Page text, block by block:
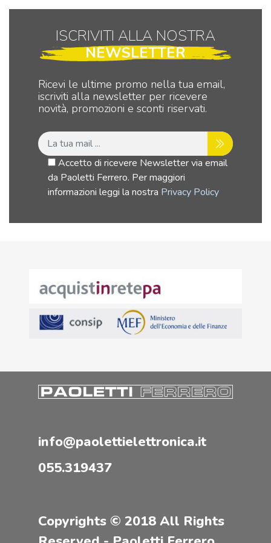
Vishay
Spectrol
quantità
foro
12mm
quantità
ISCRIVITI ALLA NOSTRA
NEWSLETTER
Ricevi le ultime promo nella tua email,
iscriviti alla newsletter per ricevere
novità, promozioni e sconti riservati.
Accetto di ricevere Newsletter via email
da Paoletti Ferrero. Per maggiori
informazioni leggi la nostra Privacy Policy
info@paolettielettronica.it
055.319437
Copyrights © 2018 All Rights